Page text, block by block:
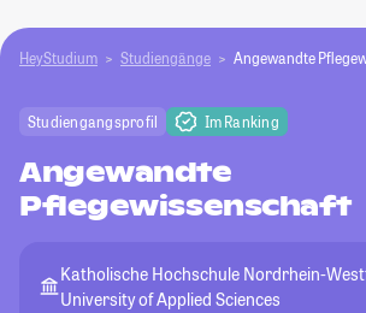
HeyStudium Studiengänge Angewandte
Studiengangsprofil Im Ranking
Angewandte
Pflegewissenschaft
Katholische Hochschule Nordrhein-
University of Applied Sciences